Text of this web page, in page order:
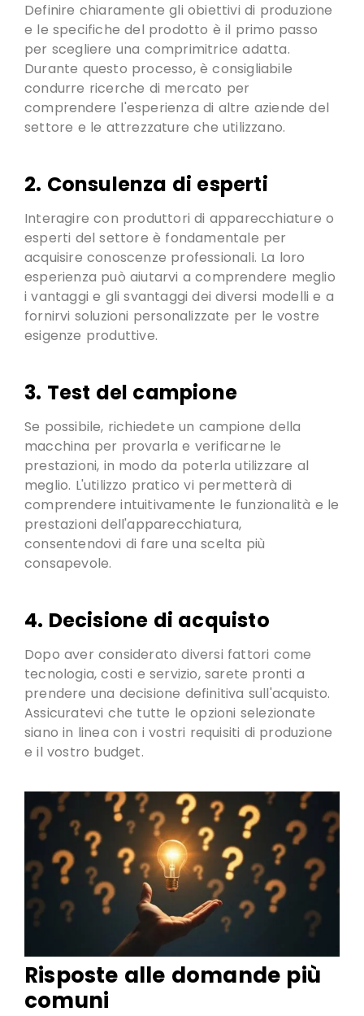
Definire chiaramente gli obiettivi di produzione
e le specifiche del prodotto è il primo passo
per scegliere una comprimitrice adatta.
Durante questo processo, è consigliabile
condurre ricerche di mercato per
comprendere l'esperienza di altre aziende del
settore e le attrezzature che utilizzano.
2. Consulenza di esperti
Interagire con produttori di apparecchiature o
esperti del settore è fondamentale per
acquisire conoscenze professionali. La loro
esperienza può aiutarvi a comprendere meglio
i vantaggi e gli svantaggi dei diversi modelli e a
fornirvi soluzioni personalizzate per le vostre
esigenze produttive.
3. Test del campione
Se possibile, richiedete un campione della
macchina per provarla e verificarne le
prestazioni, in modo da poterla utilizzare al
meglio. L'utilizzo pratico vi permetterà di
comprendere intuitivamente le funzionalità e le
prestazioni dell'apparecchiatura,
consentendovi di fare una scelta più
consapevole.
4. Decisione di acquisto
Dopo aver considerato diversi fattori come
tecnologia, costi e servizio, sarete pronti a
prendere una decisione definitiva sull'acquisto.
Assicuratevi che tutte le opzioni selezionate
siano in linea con i vostri requisiti di produzione
e il vostro budget.
Risposte alle domande più
comuni